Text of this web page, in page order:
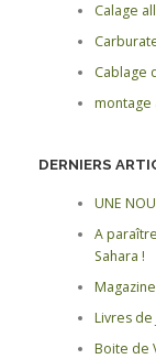
Calage
Cablage
montage
DERNIERS
UNE
A
Sahara !
Livres de
Boite de